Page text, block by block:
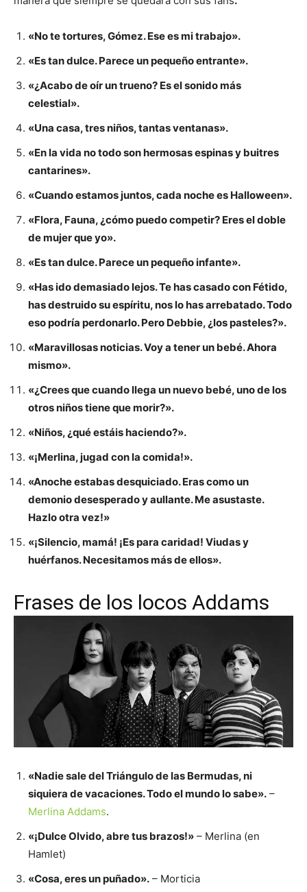
«No te tortures, Gómez. Ese es mi trabajo».
«Es tan dulce. Parece un pequeño entrante».
«¿Acabo de oír un trueno? Es el sonido más
celestial».
«Una casa, tres niños, tantas ventanas».
«En la vida no todo son hermosas espinas y buitres
cantarines».
«Cuando estamos juntos, cada noche es Halloween».
«Flora, Fauna, ¿cómo puedo competir? Eres el doble
de mujer que yo».
«Es tan dulce. Parece un pequeño infante».
«Has ido demasiado lejos. Te has casado con Fétido,
has destruido su espíritu, nos lo has arrebatado. Todo
eso podría perdonarlo. Pero Debbie, ¿los pasteles?».
«Maravillosas noticias. Voy a tener un bebé. Ahora
mismo».
«¿Crees que cuando llega un nuevo bebé, uno de los
otros niños tiene que morir?».
«Niños, ¿qué estáis haciendo?».
«¡Merlina, jugad con la comida!».
«Anoche estabas desquiciado. Eras como un
demonio desesperado y aullante. Me asustaste.
Hazlo otra vez!»
«¡Silencio, mamá! ¡Es para caridad! Viudas y
huérfanos. Necesitamos más de ellos».
Frases de los locos Addams
«Nadie sale del Triángulo de las Bermudas, ni
siquiera de vacaciones. Todo el mundo lo sabe». –
Merlina Addams.
«¡Dulce Olvido, abre tus brazos!» – Merlina (en
Hamlet)
«Cosa, eres un puñado». – Morticia